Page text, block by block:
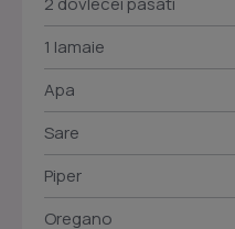
1 lamaie
Apa
Sare
Piper
Oregano